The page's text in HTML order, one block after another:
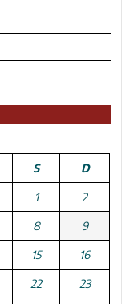
S D
1 2
8 9
15 16
22 23